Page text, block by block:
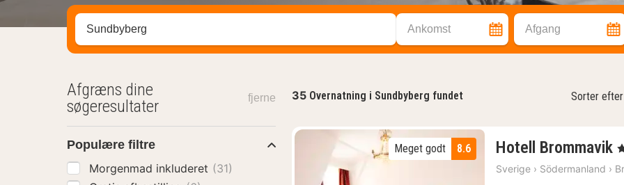
Søg efter destination ... Ankomst Afgang
35 Overnatning i Sundbyberg fundet Sorter efter
8.6
Meget godt Hotell Brommavik ,
Sverige › Södermanland ›
Afgræns dine
søgeresultater
fjerne
Populære filtre
Morgenmad inkluderet (31)